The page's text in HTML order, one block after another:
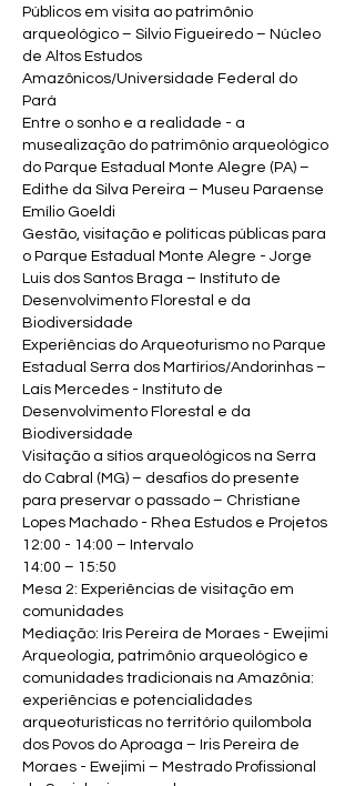
Públicos em visita ao patrimônio
arqueológico – Silvio Figueiredo – Núcleo
de Altos Estudos
Amazônicos/Universidade Federal do
Pará
Entre o sonho e a realidade - a
musealização do patrimônio arqueológico
do Parque Estadual Monte Alegre (PA) –
Edithe da Silva Pereira – Museu Paraense
Emílio Goeldi
Gestão, visitação e políticas públicas para
o Parque Estadual Monte Alegre - Jorge
Luis dos Santos Braga – Instituto de
Desenvolvimento Florestal e da
Biodiversidade
Experiências do Arqueoturismo no Parque
Estadual Serra dos Martírios/Andorinhas –
Laís Mercedes - Instituto de
Desenvolvimento Florestal e da
Biodiversidade
Visitação a sítios arqueológicos na Serra
do Cabral (MG) – desafios do presente
para preservar o passado – Christiane
Lopes Machado - Rhea Estudos e Projetos
12:00 - 14:00 – Intervalo
14:00 – 15:50
Mesa 2: Experiências de visitação em
comunidades
Mediação: Iris Pereira de Moraes - Ewejimi
Arqueologia, patrimônio arqueológico e
comunidades tradicionais na Amazônia:
experiências e potencialidades
arqueoturísticas no território quilombola
dos Povos do Aproaga – Iris Pereira de
Moraes - Ewejimi – Mestrado Profissional